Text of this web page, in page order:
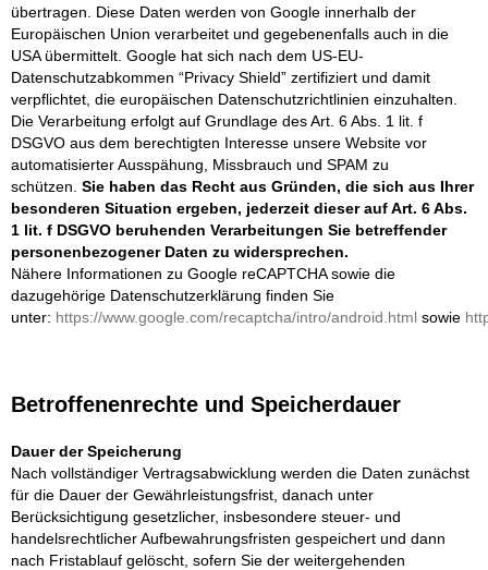
übertragen. Diese Daten werden von Google innerhalb der
Europäischen Union verarbeitet und gegebenenfalls auch in die
USA übermittelt. Google hat sich nach dem US-EU-
Datenschutzabkommen “Privacy Shield” zertifiziert und damit
verpflichtet, die europäischen Datenschutzrichtlinien einzuhalten.
Die Verarbeitung erfolgt auf Grundlage des Art. 6 Abs. 1 lit. f
DSGVO aus dem berechtigten Interesse unsere Website vor
automatisierter Ausspähung, Missbrauch und SPAM zu
schützen. Sie haben das Recht aus Gründen, die sich aus Ihrer
besonderen Situation ergeben, jederzeit dieser auf Art. 6 Abs.
1 lit. f DSGVO beruhenden Verarbeitungen Sie betreffender
personenbezogener Daten zu widersprechen.
Nähere Informationen zu Google reCAPTCHA sowie die
dazugehörige Datenschutzerklärung finden Sie
unter: https://www.google.com/recaptcha/intro/android.html sowie
Betroffenenrechte und Speicherdauer
Dauer der Speicherung
Nach vollständiger Vertragsabwicklung werden die Daten zunächst
für die Dauer der Gewährleistungsfrist, danach unter
Berücksichtigung gesetzlicher, insbesondere steuer- und
handelsrechtlicher Aufbewahrungsfristen gespeichert und dann
nach Fristablauf gelöscht, sofern Sie der weitergehenden